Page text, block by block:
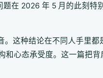
题在 2026 年 5 月的此刻
这种结论在不同人手里都
心态承受度。这一篇把背